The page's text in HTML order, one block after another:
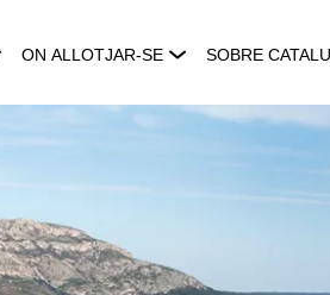
ON ALLOTJAR-SE SOBRE